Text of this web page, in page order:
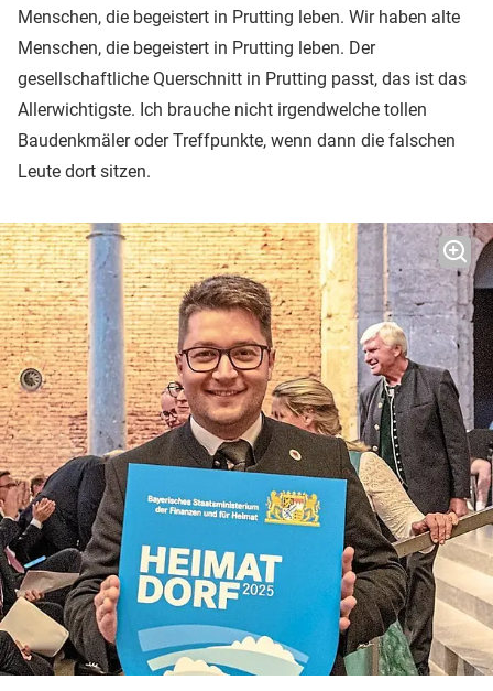
Menschen, die begeistert in Prutting leben. Wir haben alte
Menschen, die begeistert in Prutting leben. Der
gesellschaftliche Querschnitt in Prutting passt, das ist das
Allerwichtigste. Ich brauche nicht irgendwelche tollen
Baudenkmäler oder Treffpunkte, wenn dann die falschen
Leute dort sitzen.